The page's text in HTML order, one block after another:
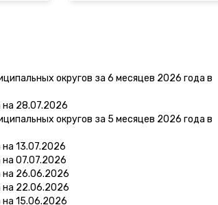
округов за 6 месяцев 2026 года в
28.07.2026
округов за 5 месяцев 2026 года в
13.07.2026
07.07.2026
на 26.06.2026
на 22.06.2026
15.06.2026